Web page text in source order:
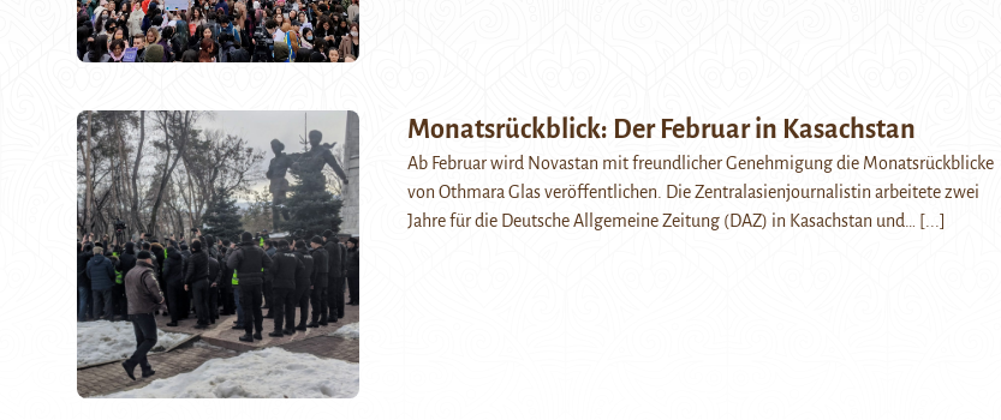
Monatsrückblick: Der Februar in Kasachstan
Ab Februar wird Novastan mit freundlicher Genehmigung die Monatsrückblicke
von Othmara Glas veröffentlichen. Die Zentralasienjournalistin arbeitete zwei
Jahre für die Deutsche Allgemeine Zeitung (DAZ) in Kasachstan und…
[...]